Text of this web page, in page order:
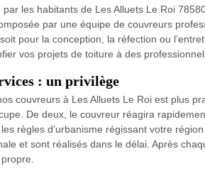
les habitants de Les Alluets Le Roi
par une équipe de couvreurs
pour la conception, la réfection ou
vos projets de toiture à des
: un privilège
couvreurs à Les Alluets Le Roi est plus
De deux, le couvreur réagira
règles d’urbanisme régissant votre
et sont réalisés dans le délai. Après